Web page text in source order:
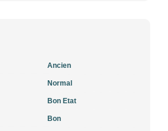
Ancien
Normal
Bon Etat
Bon